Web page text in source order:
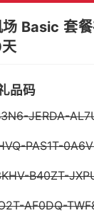
场 Basic 套
品码
JERDA-
PAS1T-
B40ZT-
AF0DQ-